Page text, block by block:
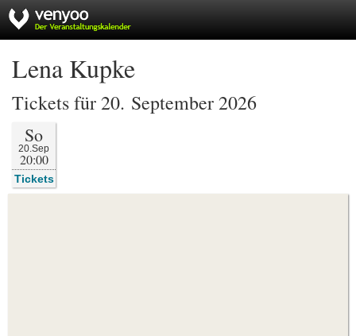
Lena Kupke
Tickets für 20. September 2026
So
20.Sep
20:00
Tickets